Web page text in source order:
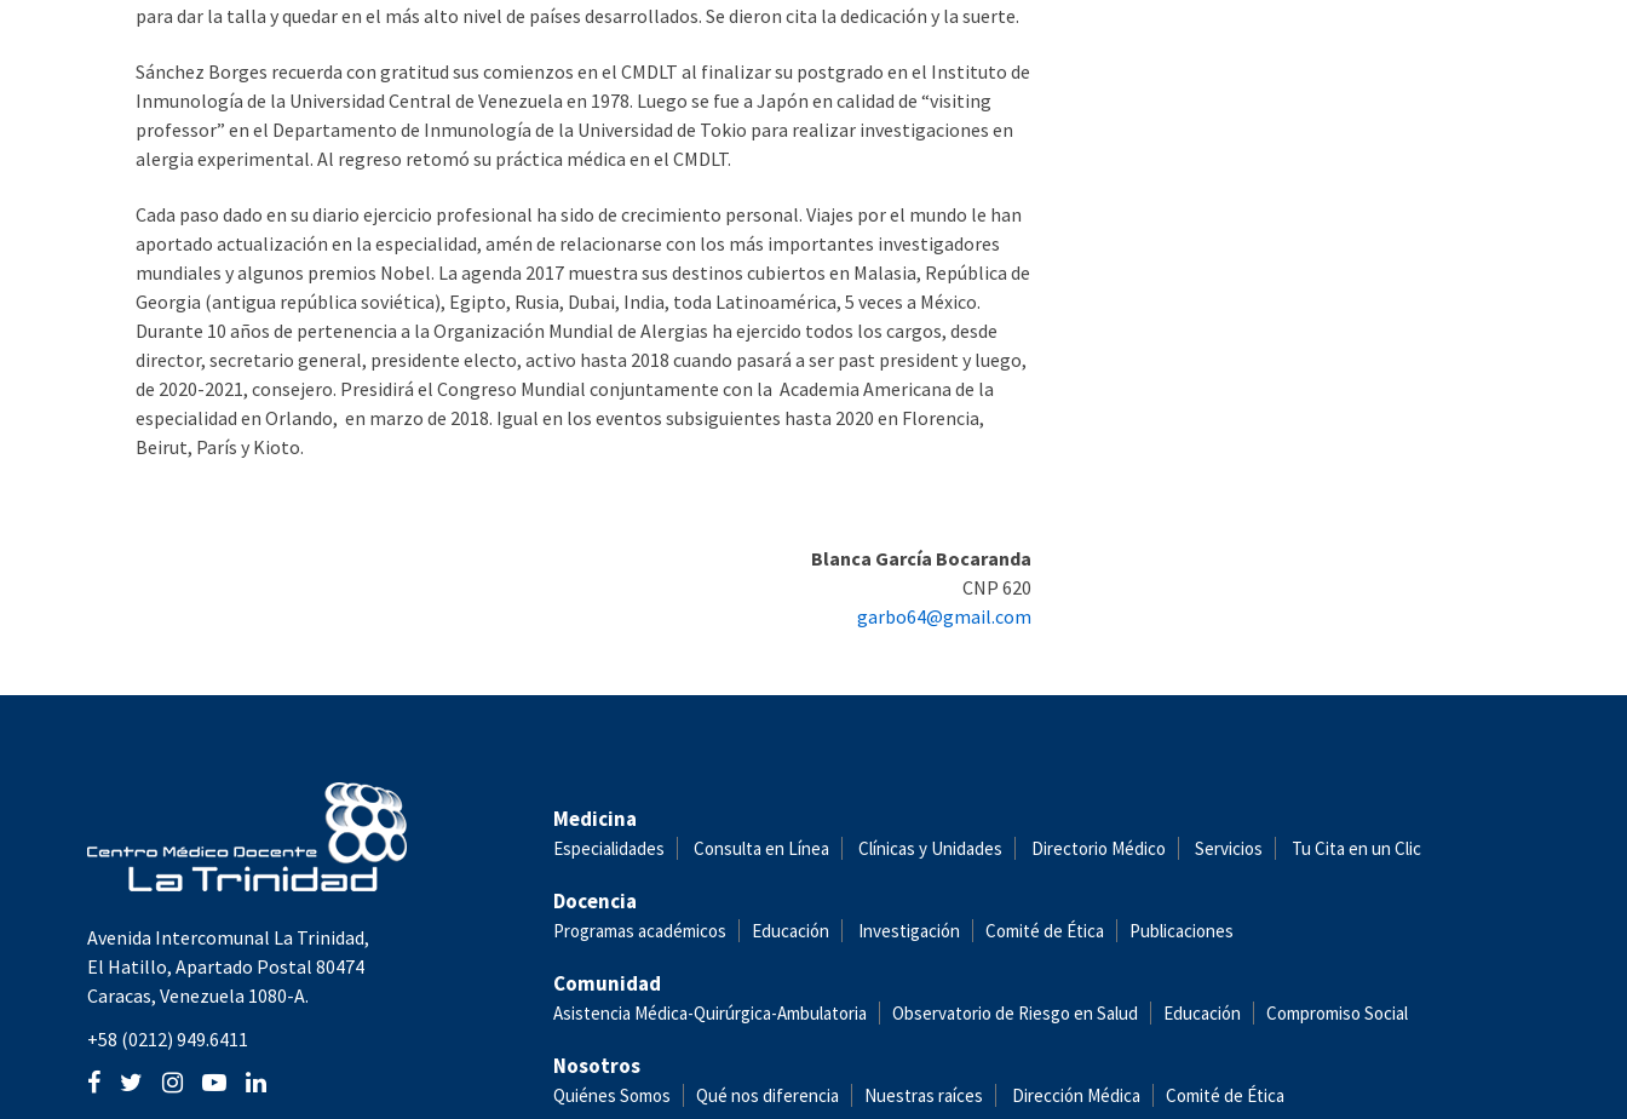
para dar la talla y quedar en el más alto nivel de países desarrollados. Se dieron cita la dedicación y la suerte.
Sánchez Borges recuerda con gratitud sus comienzos en el CMDLT al finalizar su postgrado en el Instituto de
Inmunología de la Universidad Central de Venezuela en 1978. Luego se fue a Japón en calidad de “visiting
professor” en el Departamento de Inmunología de la Universidad de Tokio para realizar investigaciones en
alergia experimental. Al regreso retomó su práctica médica en el CMDLT.
Cada paso dado en su diario ejercicio profesional ha sido de crecimiento personal. Viajes por el mundo le han
aportado actualización en la especialidad, amén de relacionarse con los más importantes investigadores
mundiales y algunos premios Nobel. La agenda 2017 muestra sus destinos cubiertos en Malasia, República de
Georgia (antigua república soviética), Egipto, Rusia, Dubai, India, toda Latinoamérica, 5 veces a México.
Durante 10 años de pertenencia a la Organización Mundial de Alergias ha ejercido todos los cargos, desde
director, secretario general, presidente electo, activo hasta 2018 cuando pasará a ser past president y luego,
de 2020-2021, consejero. Presidirá el Congreso Mundial conjuntamente con la Academia Americana de la
especialidad en Orlando, en marzo de 2018. Igual en los eventos subsiguientes hasta 2020 en Florencia,
Beirut, París y Kioto.
Blanca García Bocaranda
CNP 620
garbo64@gmail.com
Avenida Intercomunal La Trinidad,
El Hatillo, Apartado Postal 80474
Caracas, Venezuela 1080-A.
+58 (0212) 949.6411
Medicina
Especialidades Consulta en Línea Clínicas y Unidades Directorio Médico Servicios Tu Cita en un Clic
Docencia
Programas académicos Educación Investigación Comité de Ética Publicaciones
Comunidad
Asistencia Médica-Quirúrgica-Ambulatoria Observatorio de Riesgo en Salud Educación Compromiso Social
Nosotros
Quiénes Somos Qué nos diferencia Nuestras raíces Dirección Médica Comité de Ética